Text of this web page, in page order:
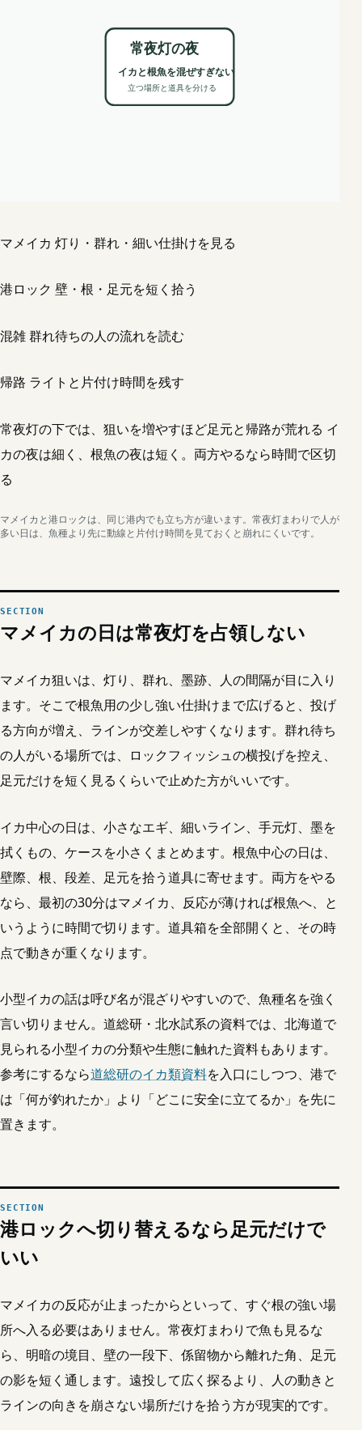
常夜灯の夜
イカと根魚を混ぜすぎない
立つ場所と道具を分ける
マメイカ 灯り・群れ・細い仕掛けを見る
港ロック 壁・根・足元を短く拾う
混雑群れ待ちの人の流れを読む
帰路 ライトと片付け時間を残す
常夜灯の下では、狙いを増やすほど足元と帰路が荒れる イ
カの夜は細く、根魚の夜は短く。両方やるなら時間で区切
る
マメイカと港ロックは、同じ港内でも立ち方が違います。常夜灯まわりで人が
多い日は、魚種より先に動線と片付け時間を見ておくと崩れにくいです。
マメイカの日は常夜灯を占領しない
マメイカ狙いは、灯り、群れ、墨跡、人の間隔が目に入り
ます。そこで根魚用の少し強い仕掛けまで広げると、投げ
る方向が増え、ラインが交差しやすくなります。群れ待ち
の人がいる場所では、ロックフィッシュの横投げを控え、
足元だけを短く見るくらいで止めた方がいいです。
イカ中心の日は、小さなエギ、細いライン、手元灯、墨を
拭くもの、ケースを小さくまとめます。根魚中心の日は、
壁際、根、段差、足元を拾う道具に寄せます。両方をやる
なら、最初の30分はマメイカ、反応が薄ければ根魚へ、と
いうように時間で切ります。道具箱を全部開くと、その時
点で動きが重くなります。
小型イカの話は呼び名が混ざりやすいので、魚種名を強く
言い切りません。道総研・北水試系の資料では、北海道で
見られる小型イカの分類や生態に触れた資料もあります。
参考にするなら道総研のイカ類資料を入口にしつつ、港で
は「何が釣れたか」より「どこに安全に立てるか」を先に
置きます。
港ロックへ切り替えるなら足元だけで
いい
マメイカの反応が止まったからといって、すぐ根の強い場
所へ入る必要はありません。常夜灯まわりで魚も見るな
ら、明暗の境目、壁の一段下、係留物から離れた角、足元
の影を短く通します。遠投して広く探るより、人の動きと
ラインの向きを崩さない場所だけを拾う方が現実的です。